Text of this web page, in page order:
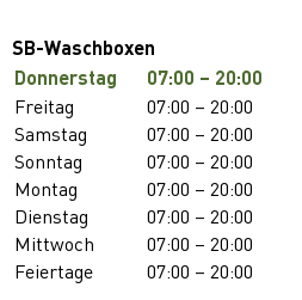
SB-Waschboxen
Donnerstag
07:00 – 20:00
Freitag
07:00 – 20:00
Samstag
07:00 – 20:00
Sonntag
07:00 – 20:00
Montag
07:00 – 20:00
Dienstag
07:00 – 20:00
Mittwoch
07:00 – 20:00
Feiertage
07:00 – 20:00